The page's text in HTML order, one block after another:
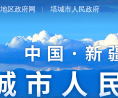
区政府网 塔城市人民政府